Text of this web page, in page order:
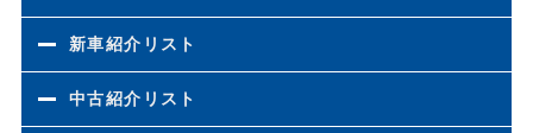
新車紹介リスト
中古紹介リスト